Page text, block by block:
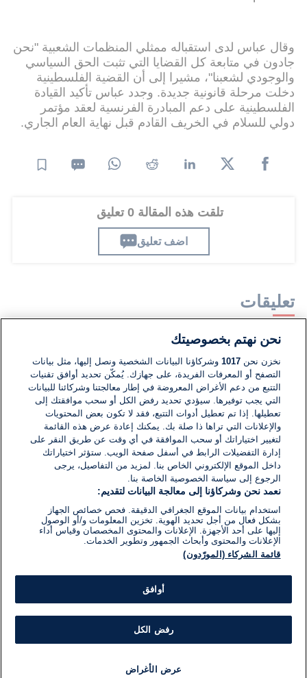
وقال عباس لدى استقباله ممثلي المنظمات الشعبية "نحن
جادون في متابعة كل القضايا التي تثبت الحق السياسي
والوجودي لشعبنا"، مشيرا إلى أن القضية الفلسطينية
دخلت مرحلة قانونية جديدة. وجدد عباس تأكيد القيادة
الفلسطينية على دعم المبادرة الفرنسية لعقد مؤتمر
دولي للسلام في الخريف القادم قبل نهاية العام الجاري.
تلقت هذه المقالة 0 تعليق
اضف تعليق
تعليقات
لا توجد تعليقات مكتوبة حتى الآن. كن الأول!
اكتب تعليقًا جديدًا ...
نحن نهتم بخصوصيتك
نخزن نحن1017 وشركاؤنا البيانات الشخصية ونصل إليها، مثل بيانات
التصفح أو المعرفات الفريدة، على جهازك. يُمكّن تحديد أوافق تقنيات
التتبع من دعم الأغراض المعروضة في إطار معالجتنا وشركائنا للبيانات
التي يجب توفيرها. سيؤدي تحديد رفض الكل أو سحب موافقتك إلى
تعطيلها. إذا تم تعطيل أدوات التتبع، فقد لا تكون بعض المحتويات
والإعلانات التي تراها ذا صلة بك. يمكنك إعادة عرض هذه القائمة
لتغيير اختياراتك أو سحب الموافقة في أي وقت عن طريق النقر على
إدارة التفضيلات الرابط في أسفل صفحة الويب. ستؤثر اختياراتك
داخل الموقع الإلكتروني الخاص بنا. لمزيد من التفاصيل، يرجى
الرجوع إلى سياسة الخصوصية الخاصة بنا.
نعمد نحن وشركاؤنا إلى معالجة البيانات لتقديم:
استخدام بيانات الموقع الجغرافي الدقيقة. فحص خصائص الجهاز
بشكل فعال من أجل تحديد الهوية. تخزين المعلومات و/أو الوصول
إليها على أحد الأجهزة. الإعلانات والمحتوى المخصصان وقياس أداء
الإعلانات والمحتوى وأبحاث الجمهور وتطوير الخدمات.
قائمة الشركاء (المورّدون)
أوافق
رفض الكل
عرض الأغراض